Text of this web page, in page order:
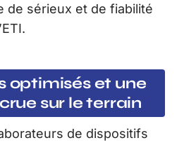
de sérieux et de fiabilité
optimisés et une
sur le terrain
de dispositifs